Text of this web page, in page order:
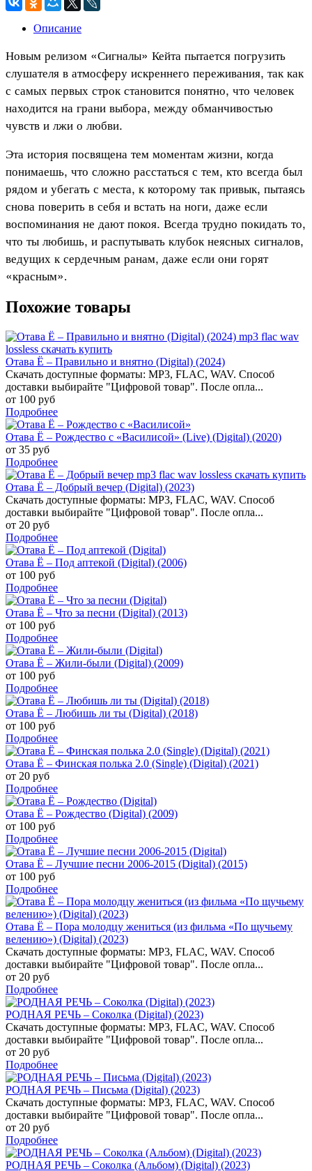
Описание
Новым релизом «Сигналы» Кейта пытается погрузить
слушателя в атмосферу искреннего переживания, так как
с самых первых строк становится понятно, что человек
находится на грани выбора, между обманчивостью
чувств и лжи о любви.
Эта история посвящена тем моментам жизни, когда
понимаешь, что сложно расстаться с тем, кто всегда был
рядом и убегать с места, к которому так привык, пытаясь
снова поверить в себя и встать на ноги, даже если
воспоминания не дают покоя. Всегда трудно покидать то,
что ты любишь, и распутывать клубок неясных сигналов,
ведущих к сердечным ранам, даже если они горят
«красным».
Похожие товары
Отава Ё – Правильно и внятно (Digital) (2024)
Скачать доступные форматы: MP3, FLAC, WAV. Способ
доставки выбирайте "Цифровой товар". После опла...
от 100 руб
Подробнее
Отава Ё – Рождество с «Василисой» (Live) (Digital) (2020)
от 35 руб
Подробнее
Отава Ё – Добрый вечер (Digital) (2023)
Скачать доступные форматы: MP3, FLAC, WAV. Способ
доставки выбирайте "Цифровой товар". После опла...
от 20 руб
Подробнее
Отава Ё – Под аптекой (Digital) (2006)
от 100 руб
Подробнее
Отава Ё – Что за песни (Digital) (2013)
от 100 руб
Подробнее
Отава Ё – Жили-были (Digital) (2009)
от 100 руб
Подробнее
Отава Ё – Любишь ли ты (Digital) (2018)
от 100 руб
Подробнее
Отава Ё – Финская полька 2.0 (Single) (Digital) (2021)
от 20 руб
Подробнее
Отава Ё – Рождество (Digital) (2009)
от 100 руб
Подробнее
Отава Ё – Лучшие песни 2006-2015 (Digital) (2015)
от 100 руб
Подробнее
Отава Ё – Пора молодцу жениться (из фильма «По щучьему
велению») (Digital) (2023)
Скачать доступные форматы: MP3, FLAC, WAV. Способ
доставки выбирайте "Цифровой товар". После опла...
от 20 руб
Подробнее
РОДНАЯ РЕЧЬ – Соколка (Digital) (2023)
Скачать доступные форматы: MP3, FLAC, WAV. Способ
доставки выбирайте "Цифровой товар". После опла...
от 20 руб
Подробнее
РОДНАЯ РЕЧЬ – Письма (Digital) (2023)
Скачать доступные форматы: MP3, FLAC, WAV. Способ
доставки выбирайте "Цифровой товар". После опла...
от 20 руб
Подробнее
РОДНАЯ РЕЧЬ – Соколка (Альбом) (Digital) (2023)